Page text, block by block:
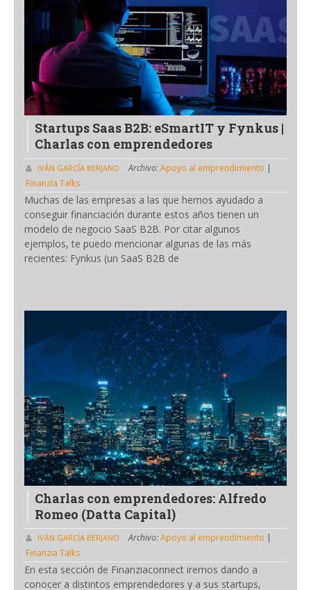
Startups Saas B2B: eSmartIT y Fynkus |
Charlas con emprendedores
IVÁN GARCÍA BERJANO Archivo:Apoyo al emprendimiento |
Finanzia Talks
Muchas de las empresas a las que hemos ayudado a
conseguir financiación durante estos años tienen un
modelo de negocio SaaS B2B. Por citar algunos
ejemplos, te puedo mencionar algunas de las más
recientes: Fynkus (un SaaS B2B de
Charlas con emprendedores: Alfredo
Romeo (Datta Capital)
IVÁN GARCÍA BERJANO Archivo:Apoyo al emprendimiento |
Finanzia Talks
En esta sección de Finanziaconnect iremos dando a
conocer a distintos emprendedores y a sus startups,